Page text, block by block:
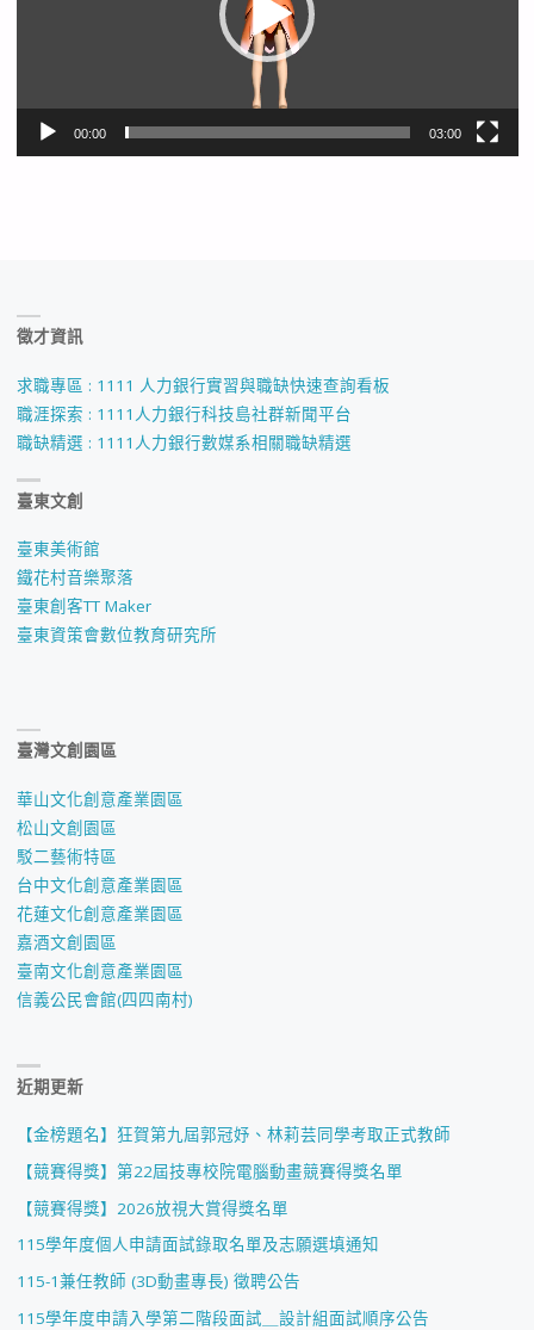
00:00 03:00
徵才資訊
求職專區 : 1111 人力銀行實習與職缺快速查詢看板
職涯探索 : 1111人力銀行科技島社群新聞平台
職缺精選 : 1111人力銀行數媒系相關職缺精選
臺東文創
臺東美術館
鐵花村音樂聚落
臺東創客TT Maker
臺東資策會數位教育研究所
臺灣文創園區
華山文化創意產業園區
松山文創園區
駁二藝術特區
台中文化創意產業園區
花蓮文化創意產業園區
嘉酒文創園區
臺南文化創意產業園區
信義公民會館(四四南村)
近期更新
【金榜題名】狂賀第九屆郭冠妤、林莉芸同學考取正式教師
【競賽得獎】第22屆技專校院電腦動畫競賽得獎名單
【競賽得獎】2026放視大賞得獎名單
115學年度個人申請面試錄取名單及志願選填通知
115-1兼任教師 (3D動畫專長) 徵聘公告
115學年度申請入學第二階段面試＿設計組面試順序公告